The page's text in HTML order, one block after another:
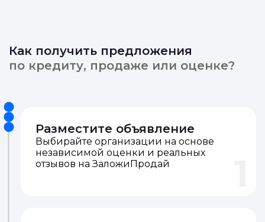
Как получить предложения
по кредиту, продаже или оценке?
Разместите объявление
Выбирайте организации на основе
независимой оценки и реальных
отзывов на ЗаложиПродай